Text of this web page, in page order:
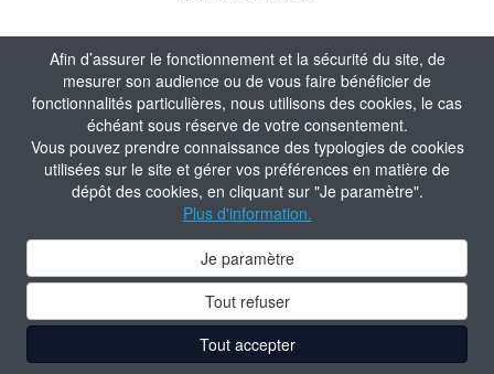
Afin d’assurer le fonctionnement et la sécurité du site, de
mesurer son audience ou de vous faire bénéficier de
fonctionnalités particulières, nous utilisons des cookies, le cas
échéant sous réserve de votre consentement.
Vous pouvez prendre connaissance des typologies de cookies
utilisées sur le site et gérer vos préférences en matière de
dépôt des cookies, en cliquant sur "Je paramètre".
Plus d'information.
Je paramètre
Tout refuser
Tout accepter